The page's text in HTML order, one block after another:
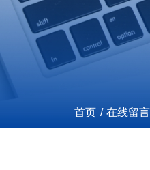
首页 / 在线留言